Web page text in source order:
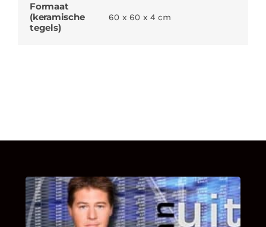
Formaat
(keramische
tegels)
60 x 60 x 4 cm
UITSTEL VAN EXECUTIE
Bekijk hier de fragmenten van de deelname